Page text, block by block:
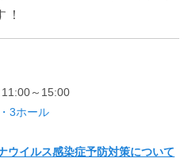
～15:00
3ホール
ウイルス感染症予防対策について